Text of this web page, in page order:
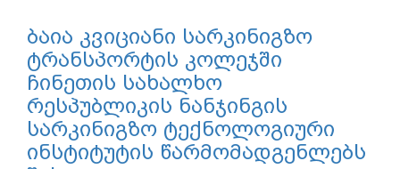
ბაია კვიციანი სარკინიგზო
ტრანსპორტის კოლეჯში
ჩინეთის სახალხო
რესპუბლიკის ნანჯინგის
სარკინიგზო ტექნოლოგიური
ინსტიტუტის წარმომადგენლებს